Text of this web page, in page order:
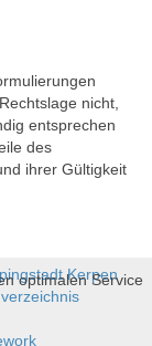
nicht,
entsprechen
des
ihrer Gültigkeit
Kerpen
optimalen Service